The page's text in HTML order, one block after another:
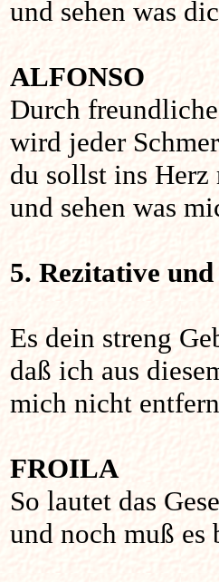
und sehen was
ALFONSO
Durch
wird jeder
du sollst ins Herz
und sehen was
5. Rezitative
Es dein streng
daß ich aus
mich nicht
FROILA
So lautet das
und noch muß es